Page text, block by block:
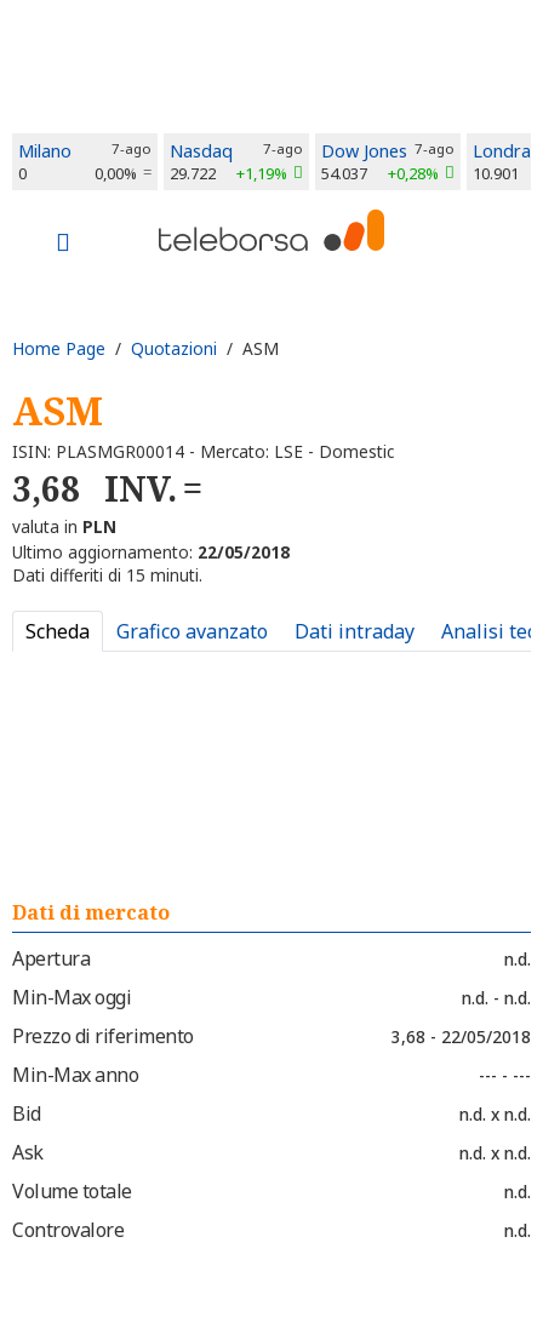
Milano 7-ago
0 0,00%
Nasdaq 7-ago
29.722 +1,19%
Dow Jones 7-ago
54.037 +0,28%
Londra
10.901
Home Page / Quotazioni / ASM
ASM
ISIN: PLASMGR00014 - Mercato: LSE - Domestic
3,68 INV.
valuta in PLN
Ultimo aggiornamento: 22/05/2018
Dati differiti di 15 minuti.
Scheda Grafico avanzato Dati intraday Analisi
Dati di mercato
Apertura
n.d.
Min-Max oggi n.d. - n.d.
Prezzo di riferimento 3,68 - 22/05/2018
Min-Max anno --- - ---
Bid n.d. x n.d.
Ask n.d. x n.d.
Volume totale n.d.
Controvalore n.d.